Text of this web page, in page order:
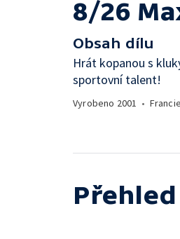
8/26
Obsah dílu
Hrát kopanou s
sportovní talent!
Vyrobeno 2001 •